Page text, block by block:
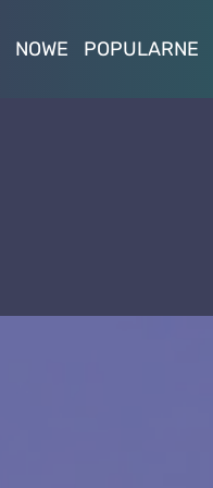
NOWE POPULARNE